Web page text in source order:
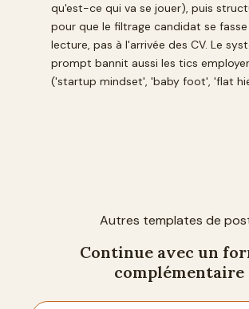
qu'est-ce qui va se jouer), puis
pour que le filtrage candidat se fasse
lecture, pas à l'arrivée des CV. Le
prompt bannit aussi les tics
('startup mindset', 'baby foot', 'flat
Autres templates de
Continue avec un
complémentaire